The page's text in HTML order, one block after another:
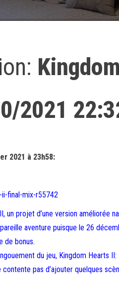
2021
2021 à 23h58:
final-mix-r55742
projet d’une version améliorée
aventure puisque le 26
de bonus.
du jeu, Kingdom Hearts
pas d’ajouter quelques